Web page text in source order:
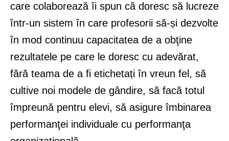
care colaborează îi spun că doresc să lucreze
într-un sistem în care profesorii să-și dezvolte
în mod continuu capacitatea de a obţine
rezultatele pe care le doresc cu adevărat,
fără teama de a fi etichetați în vreun fel, să
cultive noi modele de gândire, să facă totul
împreună pentru elevi, să asigure îmbinarea
performanţei individuale cu performanţa